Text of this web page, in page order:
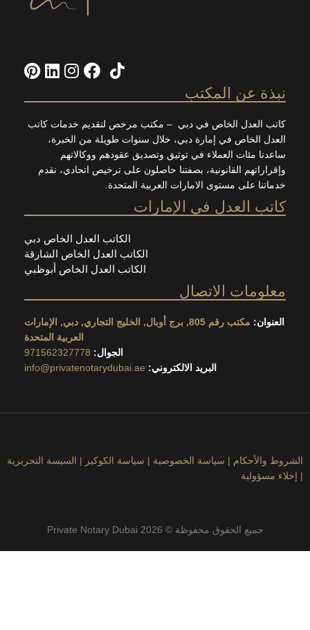
عن المكتب
العدل الخاص في دبي – مكتب مرخص لتقديم خدمات كاتب
الخاص في إمارة دبي، خلال سنوات طويلة من الخبرة،
مئات العملاء في توثيق وتصديق عقودهم ووكالاتهم
القانونية، بصفتنا حاصلون على ترخيص اتحادي، نقدم
على مستوى الامارات العربية المتحدة.
العدل في الإمارات
الكاتب العدل الخاص دبي
الكاتب العدل الخاص الشارقة
الكاتب العدل الخاص أبوظبي
الاتصال
مكتب رقم 805, برج أوبال, الخليج التجاري, دبي, الإمارات
العربية المتحدة
971562327778
البريد الالكتروني: info@privatenotarydubai.ae
| سياسة الخصوصية|سياسة الكوكيز|السيسة التحريرية
جميع الحقوق محفوظة © 2026 Private Notary Dubai